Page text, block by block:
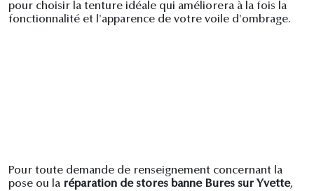
pour choisir la tenture idéale qui améliorera à la fois la
fonctionnalité et l'apparence de votre voile d'ombrage.
Pour toute demande de renseignement concernant la
pose ou la réparation de stores banne Bures sur Yvette,